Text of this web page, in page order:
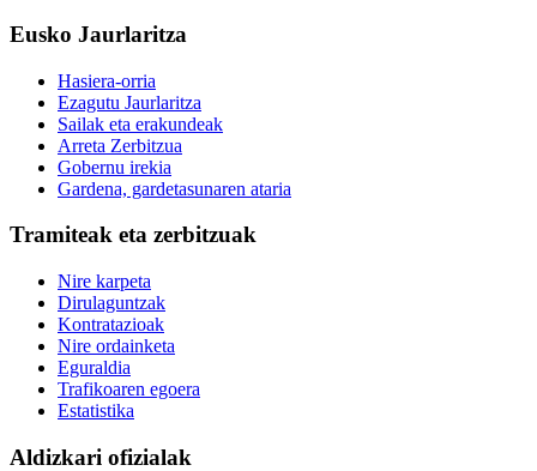
Eusko Jaurlaritza
Hasiera-orria
Ezagutu Jaurlaritza
Sailak eta erakundeak
Arreta Zerbitzua
Gobernu irekia
Gardena, gardetasunaren ataria
Tramiteak eta zerbitzuak
Nire karpeta
Dirulaguntzak
Kontratazioak
Nire ordainketa
Eguraldia
Trafikoaren egoera
Estatistika
Aldizkari ofizialak